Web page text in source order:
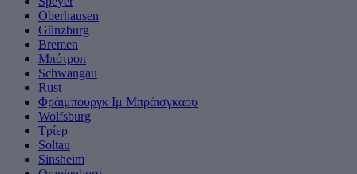
Oberhausen
Günzburg
Bremen
Μπότροπ
Schwangau
Rust
Φράιμπουργκ Ιμ Μπράισγκαου
Wolfsburg
Τρίερ
Soltau
Sinsheim